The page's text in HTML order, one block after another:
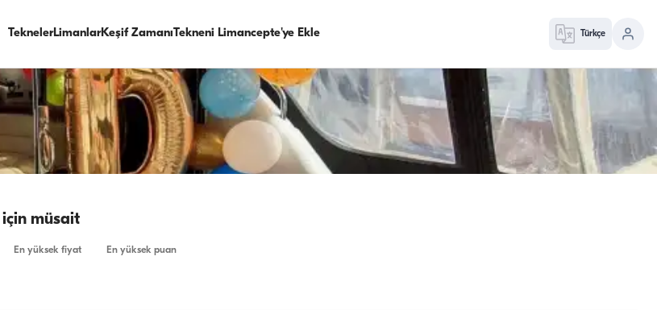
TeknelerLimanlarKeşif ZamanıTekneni Limancepte'ye Ekle Türkçe
müsait
En yüksek fiyat En yüksek puan